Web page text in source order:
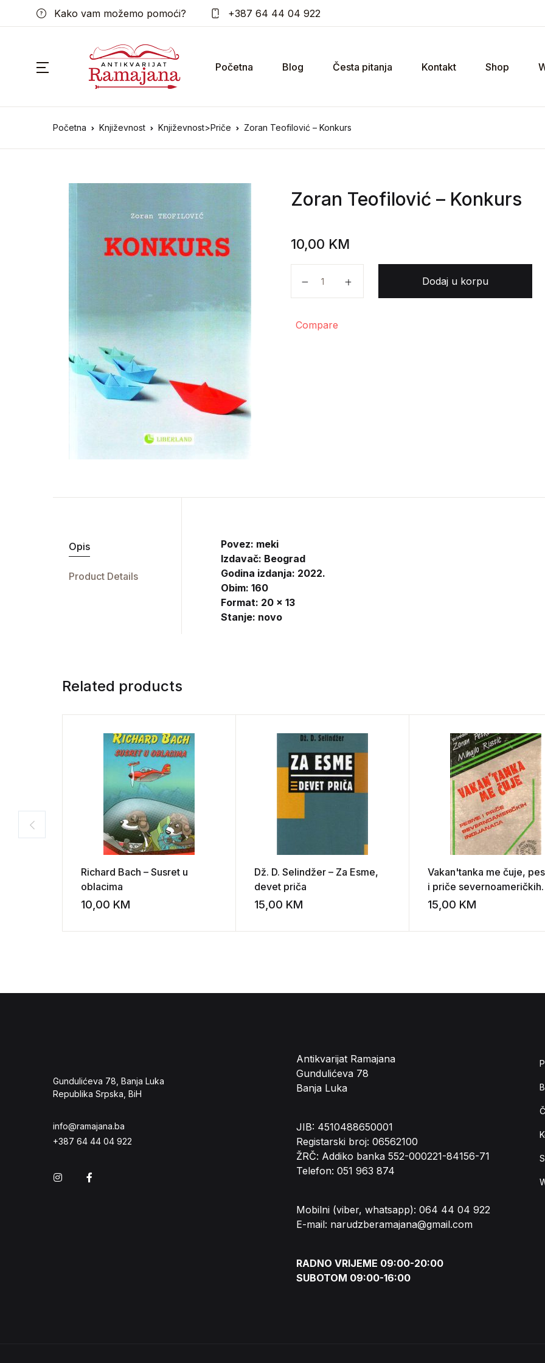
Kako vam možemo pomoći? +387 64 44 04 922
Početna Blog Česta pitanja Kontakt Shop
Početna Književnost Književnost>Priče Zoran Teofilović – Konkurs
Zoran Teofilović – Konkurs
10,00 KM
Dodaj u korpu
Compare
Opis
Product Details
Povez: meki
Izdavač: Beograd
Godina izdanja: 2022.
Obim: 160
Format: 20 x 13
Stanje: novo
Related products
Richard Bach – Susret u
oblacima
10,00 KM Add to wishlist
Dž. D. Selindžer – Za Esme,
devet priča
15,00 KM Add to wishlist
Vakan'tanka me čuje,
i priče severnoameričkih
indijanaca (Priredili: Zoran
15,00 KM
Gundulićeva 78, Banja Luka
Republika Srpska, BiH
info@ramajana.ba
+387 64 44 04 922
Instagram
Antikvarijat Ramajana
Gundulićeva 78
Banja Luka
JIB: 4510488650001
Registarski broj: 06562100
ŽRČ: Addiko banka 552-000221-84156-71
Telefon: 051 963 874
Mobilni (viber, whatsapp): 064 44 04 922
E-mail: narudzberamajana@gmail.com
RADNO VRIJEME 09:00-20:00
SUBOTOM 09:00-16:00